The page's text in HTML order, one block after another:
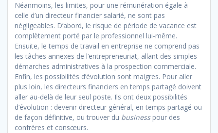
Néanmoins, les limites, pour une rémunération égale à
celle d’un directeur financier salarié, ne sont pas
négligeables. D’abord, le risque de période de vacance est
complètement porté par le professionnel lui-même.
Ensuite, le temps de travail en entreprise ne comprend pas
les tâches annexes de l’entrepreneuriat, allant des simples
démarches administratives à la prospection commerciale.
Enfin, les possibilités d’évolution sont maigres. Pour aller
plus loin, les directeurs financiers en temps partagé doivent
aller au-delà de leur seul poste. Ils ont deux possibilités
d’évolution : devenir directeur général, en temps partagé ou
de façon définitive, ou trouver du businesspour des
confrères et consœurs.